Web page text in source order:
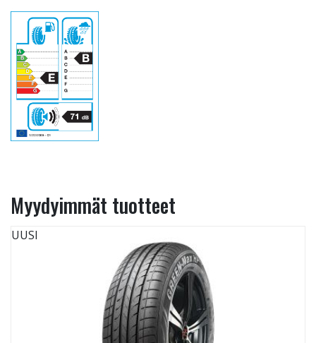
Myydyimmät tuotteet
UUSI